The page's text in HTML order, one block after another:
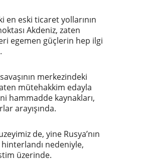
en eski ticaret yollarının
Akdeniz, zaten
egemen güçlerin hep ilgi
merkezindeki
mütehakkim edayla
hammadde kaynakları,
arayışında.
de, yine Rusya’nın
nedeniyle,
üzerinde.